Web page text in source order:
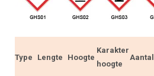
Type Lengte Hoogte
Karakter
hoogte
Aantal